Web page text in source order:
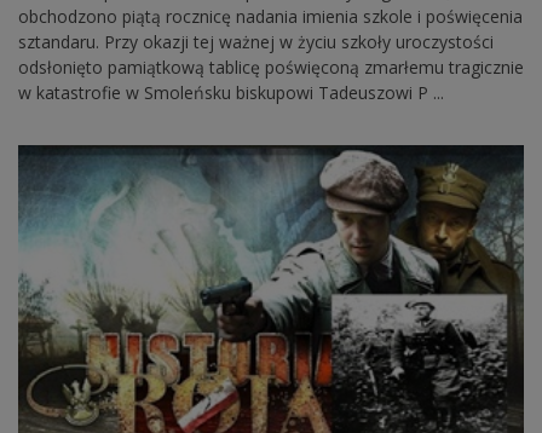
obchodzono piątą rocznicę nadania imienia szkole i poświęcenia
sztandaru. Przy okazji tej ważnej w życiu szkoły uroczystości
odsłonięto pamiątkową tablicę poświęconą zmarłemu tragicznie
w katastrofie w Smoleńsku biskupowi Tadeuszowi P ...